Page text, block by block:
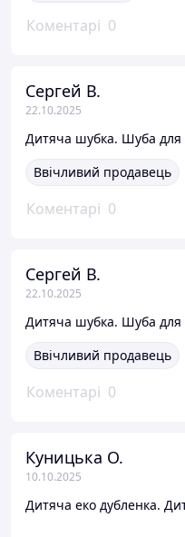
Коментарі 0
Сергей В.
22.10.2025
Ввічливий продавець
Коментарі 0
Сергей В.
22.10.2025
Ввічливий продавець
Коментарі 0
Куницька О.
10.10.2025